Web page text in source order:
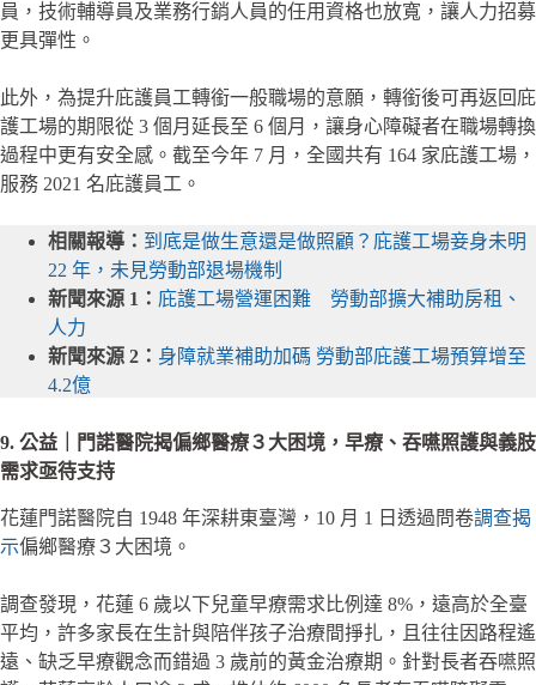
員，技術輔導員及業務行銷人員的任用資格也放寬，讓人力招募
更具彈性。
此外，為提升庇護員工轉銜一般職場的意願，轉銜後可再返回庇
護工場的期限從 3 個月延長至 6 個月，讓身心障礙者在職場轉換
過程中更有安全感。截至今年 7 月，全國共有 164 家庇護工場，
服務 2021 名庇護員工。
相關報導： 到底是做生意還是做照顧？庇護工場妾身未明
22 年，未見勞動部退場機制
新聞來源 1： 庇護工場營運困難 勞動部擴大補助房租、
人力
新聞來源 2： 身障就業補助加碼 勞動部庇護工場預算增至
4.2億
9. 公益｜門諾醫院揭偏鄉醫療３大困境，早療、吞嚥照護與義肢
需求亟待支持
花蓮門諾醫院自 1948 年深耕東臺灣，10 月 1 日透過問卷調查揭
示偏鄉醫療３大困境。
調查發現，花蓮 6 歲以下兒童早療需求比例達 8%，遠高於全臺
平均，許多家長在生計與陪伴孩子治療間掙扎，且往往因路程遙
遠、缺乏早療觀念而錯過 3 歲前的黃金治療期。針對長者吞嚥照